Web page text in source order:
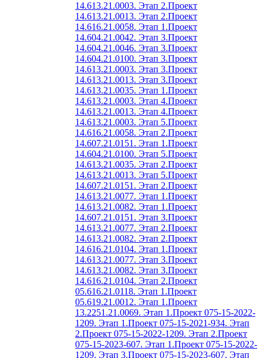
14.613.21.0003. Этап 2.Проект
14.613.21.0013. Этап 2.Проект
14.616.21.0058. Этап 1.Проект
14.604.21.0042. Этап 3.Проект
14.604.21.0046. Этап 3.Проект
14.604.21.0100. Этап 3.Проект
14.613.21.0003. Этап 3.Проект
14.613.21.0013. Этап 3.Проект
14.613.21.0035. Этап 1.Проект
14.613.21.0003. Этап 4.Проект
14.613.21.0013. Этап 4.Проект
14.613.21.0003. Этап 5.Проект
14.616.21.0058. Этап 2.Проект
14.607.21.0151. Этап 1.Проект
14.604.21.0100. Этап 5.Проект
14.613.21.0035. Этап 2.Проект
14.613.21.0013. Этап 5.Проект
14.607.21.0151. Этап 2.Проект
14.613.21.0077. Этап 1.Проект
14.613.21.0082. Этап 1.Проект
14.607.21.0151. Этап 3.Проект
14.613.21.0077. Этап 2.Проект
14.613.21.0082. Этап 2.Проект
14.616.21.0104. Этап 1.Проект
14.613.21.0077. Этап 3.Проект
14.613.21.0082. Этап 3.Проект
14.616.21.0104. Этап 2.Проект
05.616.21.0118. Этап 1.Проект
05.619.21.0012. Этап 1.Проект
13.2251.21.0069. Этап 1.Проект 075-15-2022-
1209. Этап 1.Проект 075-15-2021-934. Этап
2.Проект 075-15-2022-1209. Этап 2.Проект
075-15-2023-607. Этап 1.Проект 075-15-2022-
1209. Этап 3.Проект 075-15-2023-607. Этап